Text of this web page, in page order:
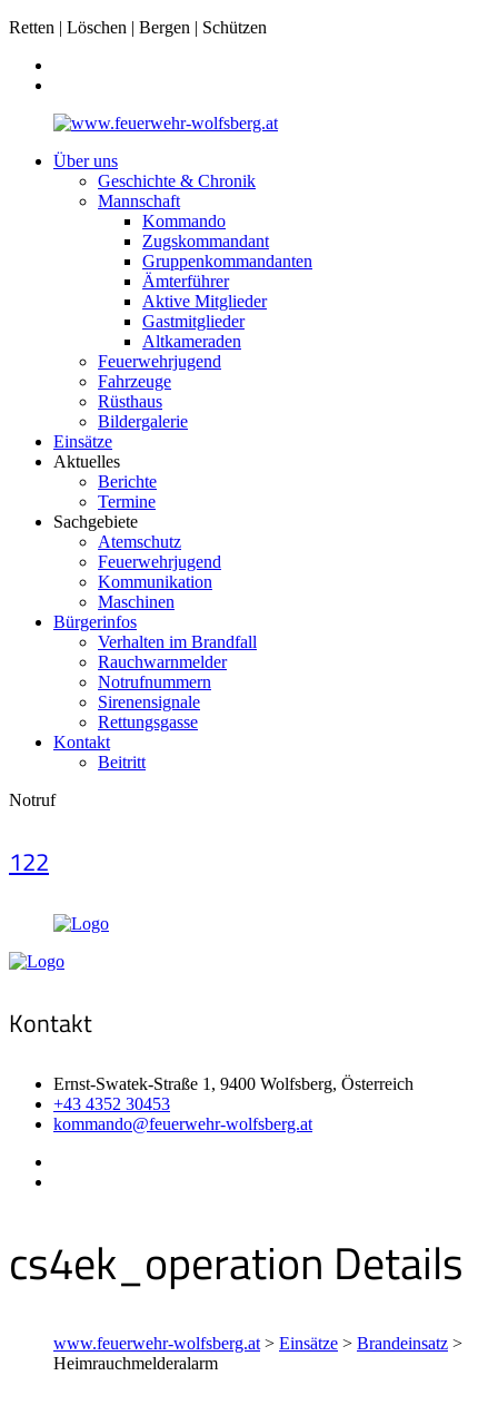
Retten | Löschen | Bergen | Schützen
Über uns
Geschichte & Chronik
Mannschaft
Kommando
Zugskommandant
Gruppenkommandanten
Ämterführer
Aktive Mitglieder
Gastmitglieder
Altkameraden
Feuerwehrjugend
Fahrzeuge
Rüsthaus
Bildergalerie
Einsätze
Aktuelles
Berichte
Termine
Sachgebiete
Atemschutz
Feuerwehrjugend
Kommunikation
Maschinen
Bürgerinfos
Verhalten im Brandfall
Rauchwarnmelder
Notrufnummern
Sirenensignale
Rettungsgasse
Kontakt
Beitritt
Notruf
122
Kontakt
Ernst-Swatek-Straße 1, 9400 Wolfsberg, Österreich
+43 4352 30453
kommando@feuerwehr-wolfsberg.at
cs4ek_operation Details
www.feuerwehr-wolfsberg.at > Einsätze > Brandeinsatz >
Heimrauchmelderalarm